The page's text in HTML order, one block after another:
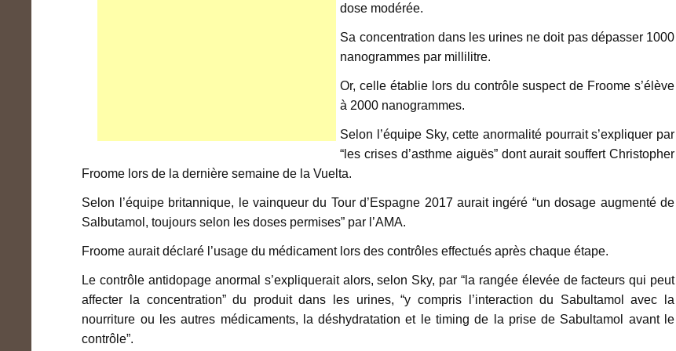
dose modérée.
Sa concentration dans les urines ne doit pas dépasser 1000
nanogrammes par millilitre.
Or, celle établie lors du contrôle suspect de Froome s’élève
à 2000 nanogrammes.
Selon l’équipe Sky, cette anormalité pourrait s’expliquer par
“les crises d’asthme aiguës” dont aurait souffert Christopher
Froome lors de la dernière semaine de la Vuelta.
Selon l’équipe britannique, le vainqueur du Tour d’Espagne 2017 aurait ingéré “un dosage augmenté de
Salbutamol, toujours selon les doses permises” par l’AMA.
Froome aurait déclaré l’usage du médicament lors des contrôles effectués après chaque étape.
Le contrôle antidopage anormal s’expliquerait alors, selon Sky, par “la rangée élevée de facteurs qui peut
affecter la concentration” du produit dans les urines, “y compris l’interaction du Sabultamol avec la
nourriture ou les autres médicaments, la déshydratation et le timing de la prise de Sabultamol avant le
contrôle”.